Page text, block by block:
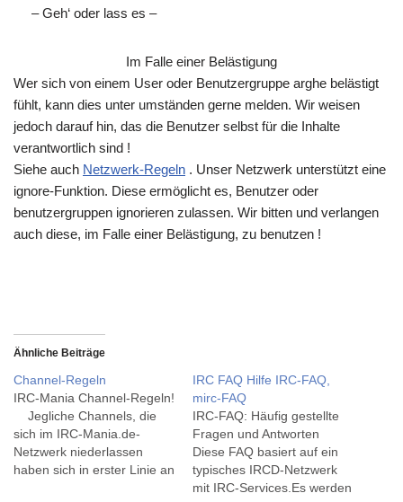
– Geh‘ oder lass es –
Im Falle einer Belästigung
Wer sich von einem User oder Benutzergruppe arghe belästigt
fühlt, kann dies unter umständen gerne melden. Wir weisen
jedoch darauf hin, das die Benutzer selbst für die Inhalte
verantwortlich sind !
Siehe auch Netzwerk-Regeln . Unser Netzwerk unterstützt eine
ignore-Funktion. Diese ermöglicht es, Benutzer oder
benutzergruppen ignorieren zulassen. Wir bitten und verlangen
auch diese, im Falle einer Belästigung, zu benutzen !
Ähnliche Beiträge
Channel-Regeln
IRC-Mania Channel-Regeln!
Jegliche Channels, die
sich im IRC-Mania.de-
Netzwerk niederlassen
haben sich in erster Linie an
IRC FAQ Hilfe IRC-FAQ,
mirc-FAQ
IRC-FAQ: Häufig gestellte
Fragen und Antworten
Diese FAQ basiert auf ein
typisches IRCD-Netzwerk
mit IRC-Services.Es werden